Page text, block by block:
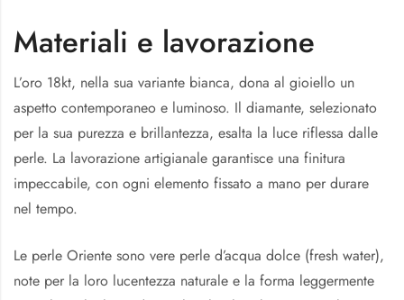
Materiali e lavorazione
L’oro 18kt, nella sua variante bianca, dona al gioiello un
aspetto contemporaneo e luminoso. Il diamante, selezionato
per la sua purezza e brillantezza, esalta la luce riflessa dalle
perle. La lavorazione artigianale garantisce una finitura
impeccabile, con ogni elemento fissato a mano per durare
nel tempo.
Le perle Oriente sono vere perle d’acqua dolce (fresh water),
note per la loro lucentezza naturale e la forma leggermente